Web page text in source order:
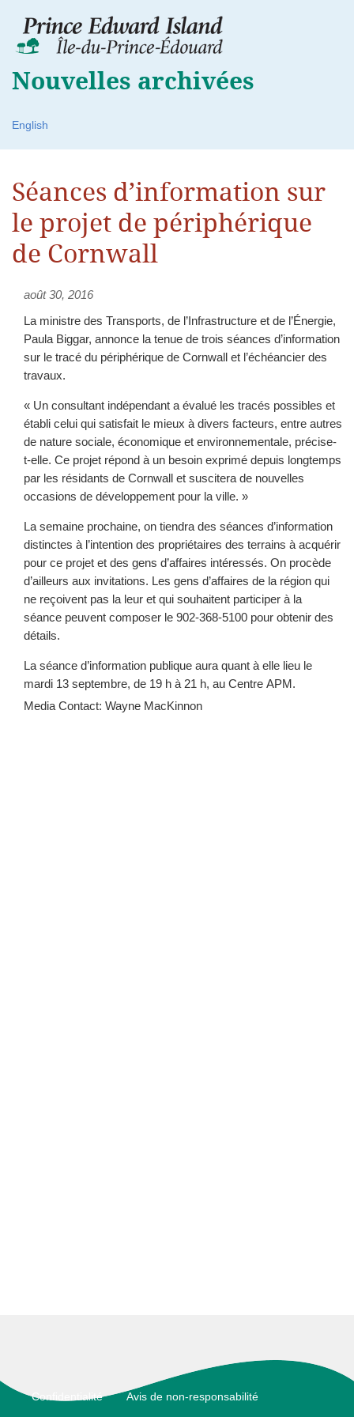
Nouvelles archivées
English
Séances d’information sur
le projet de périphérique
de Cornwall
août 30, 2016
La ministre des Transports, de l’Infrastructure et de l’Énergie,
Paula Biggar, annonce la tenue de trois séances d’information
sur le tracé du périphérique de Cornwall et l’échéancier des
travaux.
« Un consultant indépendant a évalué les tracés possibles et
établi celui qui satisfait le mieux à divers facteurs, entre autres
de nature sociale, économique et environnementale, précise-
t-elle. Ce projet répond à un besoin exprimé depuis longtemps
par les résidants de Cornwall et suscitera de nouvelles
occasions de développement pour la ville. »
La semaine prochaine, on tiendra des séances d’information
distinctes à l’intention des propriétaires des terrains à acquérir
pour ce projet et des gens d’affaires intéressés. On procède
d’ailleurs aux invitations. Les gens d’affaires de la région qui
ne reçoivent pas la leur et qui souhaitent participer à la
séance peuvent composer le 902-368-5100 pour obtenir des
détails.
La séance d’information publique aura quant à elle lieu le
mardi 13 septembre, de 19 h à 21 h, au Centre APM.
Media Contact: Wayne MacKinnon
Footer
Confidentialité Avis de non-responsabilité